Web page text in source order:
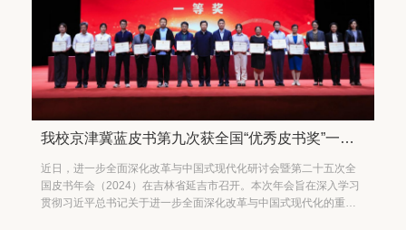
我校京津冀蓝皮书第九次获全国“优秀皮书奖”一等奖
近日，进一步全面深化改革与中国式现代化研讨会暨第二十五次全
国皮书年会（2024）在吉林省延吉市召开。本次年会旨在深入学习
贯彻习近平总书记关于进一步全面深化改革与中国式现代化的重要